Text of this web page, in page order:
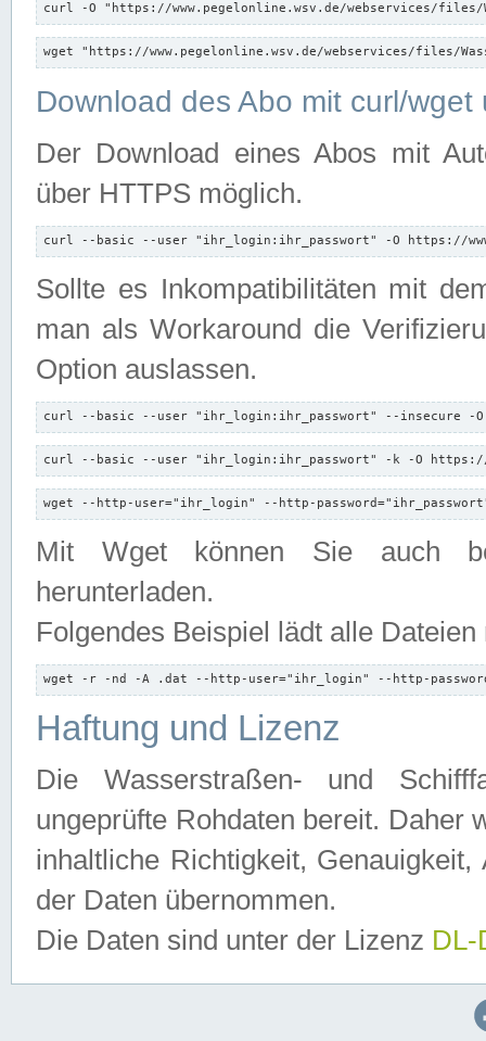
curl -O "https://www.pegelonline.wsv.de/webservices/files/
wget "https://www.pegelonline.wsv.de/webservices/files/
Download des Abo mit curl/
Der Download eines Abos mit
über HTTPS möglich.
curl --basic --user "ihr_login:ihr_passwort" -O https://
Sollte es Inkompatibilitäten mit
man als Workaround die
Option auslassen.
curl --basic --user "ihr_login:ihr_passwort" --insecure -
curl --basic --user "ihr_login:ihr_passwort" -k -O https://
wget --http-user="ihr_login" --http-
Mit Wget können Sie auch
herunterladen.
Folgendes Beispiel lädt alle
wget -r -nd -A .dat --http-user="ihr_login" --http-
Haftung und Lizenz
Die Wasserstraßen- und
ungeprüfte Rohdaten bereit. Daher
inhaltliche Richtigkeit,
der Daten übernommen.
Die Daten sind unter der Lizenz